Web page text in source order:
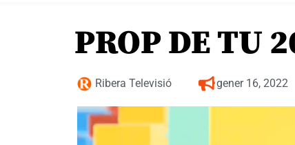
PROP DE TU
Ribera Televisió gener 16, 2022